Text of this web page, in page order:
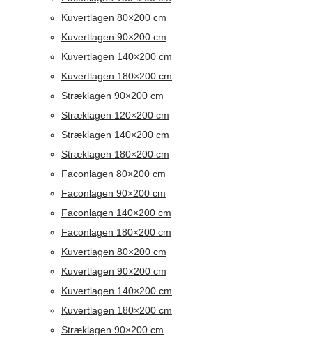
Kuvertlagen 80×200 cm
Kuvertlagen 90×200 cm
Kuvertlagen 140×200 cm
Kuvertlagen 180×200 cm
Stræklagen 90×200 cm
Stræklagen 120×200 cm
Stræklagen 140×200 cm
Stræklagen 180×200 cm
Faconlagen 80×200 cm
Faconlagen 90×200 cm
Faconlagen 140×200 cm
Faconlagen 180×200 cm
Kuvertlagen 80×200 cm
Kuvertlagen 90×200 cm
Kuvertlagen 140×200 cm
Kuvertlagen 180×200 cm
Stræklagen 90×200 cm